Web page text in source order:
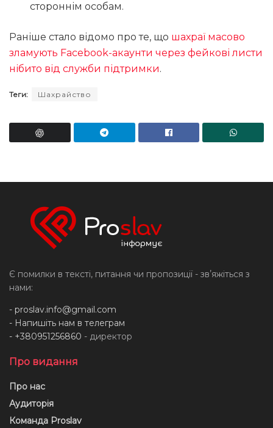
стороннім особам.
Раніше стало відомо про те, що шахраї масово
зламують Facebook-акаунти через фейкові листи
нібито від служби підтримки.
Теги: Шахрайство
Є помилки в тексті, питання чи пропозиції - звʼяжіться з
нами:
- proslav.info@gmail.com
- Напишіть нам в телеграм
- +380951256860 - директор
Про видання
Про нас
Аудиторія
Команда Proslav